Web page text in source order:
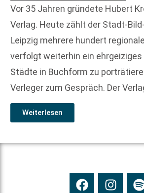
Vor 35 Jahren gründete Hubert
Verlag. Heute zählt der Stadt-
Leipzig mehrere hundert
verfolgt weiterhin ein ehrgeiziges
Städte in Buchform zu
Verleger zum Gespräch. Der
Weiterlesen